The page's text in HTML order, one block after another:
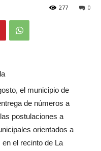
0
277
el municipio de
de números a
postulaciones a
orientados a
el recinto de La